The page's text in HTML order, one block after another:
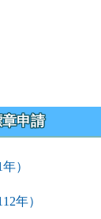
申請
）
年）